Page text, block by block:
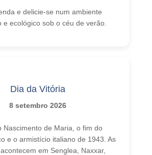
e delicie-se num ambiente
e ecológico sob o céu de verão.
Dia da Vitória
8 setembro 2026
Nascimento de Maria, o fim do
e o armistício italiano de 1943. As
em Senglea, Naxxar,